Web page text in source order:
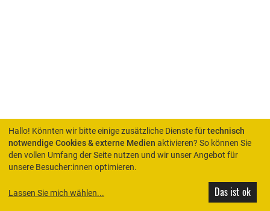
HOME
Hallo! Könnten wir bitte einige zusätzliche Dienste fürtechnisch
notwendige Cookies & externe Medien aktivieren? So können Sie
den vollen Umfang der Seite nutzen und wir unser Angebot für
unsere Besucher:innen optimieren.
Lassen Sie mich wählen... Das ist ok